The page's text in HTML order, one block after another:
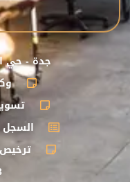
جدة - حي
السجل
ترخيص